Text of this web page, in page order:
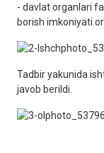
- davlat organlari
borish imkoniyati
Tadbir yakunida
javob berildi.